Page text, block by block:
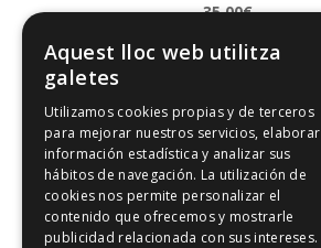
35.00€
Comprar ahora
Comentarios recientes
Aquest lloc web utilitza
galetes
Utilizamos cookies propias y de terceros
para mejorar nuestros servicios, elaborar
información estadística y analizar sus
hábitos de navegación. La utilización de
cookies nos permite personalizar el
contenido que ofrecemos y mostrarle
publicidad relacionada con sus intereses.